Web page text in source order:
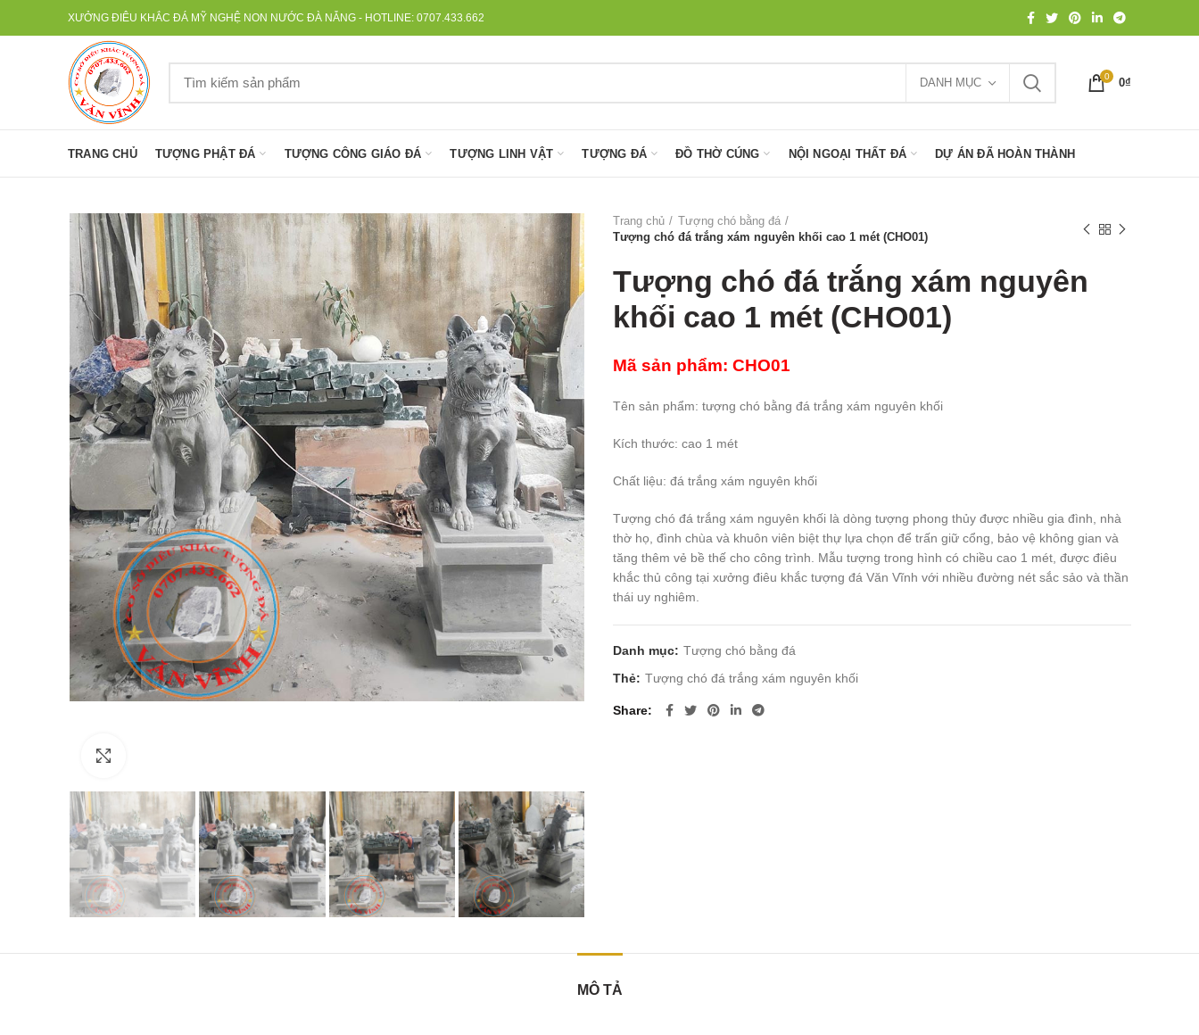
XƯỞNG ĐIÊU KHẮC ĐÁ MỸ NGHỆ NON NƯỚC ĐÀ NẴNG - HOTLINE: 0707.433.662
DANH MỤC 0 0₫
TRANG CHỦ TƯỢNG PHẬT ĐÁ TƯỢNG CÔNG GIÁO ĐÁ TƯỢNG LINH VẬT TƯỢNG ĐÁ ĐỒ THỜ CÚNG NỘI NGOẠI THẤT ĐÁ DỰ ÁN ĐÃ HOÀN THÀNH
Trang chủ
Tượng chó bằng đá
Tượng chó đá trắng xám nguyên khối cao 1 mét (CHO01)
Tượng chó đá trắng xám nguyên
khối cao 1 mét (CHO01)
Mã sản phẩm: CHO01
Tên sản phẩm: tượng chó bằng đá trắng xám nguyên khối
Kích thước: cao 1 mét
Chất liệu: đá trắng xám nguyên khối
Tượng chó đá trắng xám nguyên khối là dòng tượng phong thủy được nhiều gia đình, nhà
thờ họ, đình chùa và khuôn viên biệt thự lựa chọn để trấn giữ cổng, bảo vệ không gian và
tăng thêm vẻ bề thế cho công trình. Mẫu tượng trong hình có chiều cao 1 mét, được điêu
khắc thủ công tại xưởng điêu khắc tượng đá Văn Vĩnh với nhiều đường nét sắc sảo và thần
thái uy nghiêm.
Danh mục: Tượng chó bằng đá
Thẻ: Tượng chó đá trắng xám nguyên khối
Share
MÔ TẢ